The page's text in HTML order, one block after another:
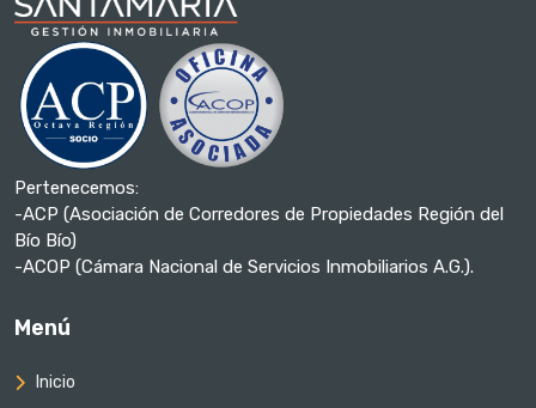
Pertenecemos:
-ACP (Asociación de Corredores de Propiedades Región del
Bío Bío)
-ACOP (Cámara Nacional de Servicios Inmobiliarios A.G.).
Menú
Inicio